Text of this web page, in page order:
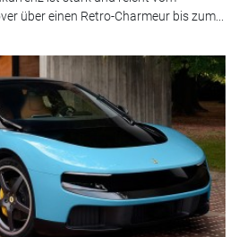
über einen Retro-Charmeur bis zum...